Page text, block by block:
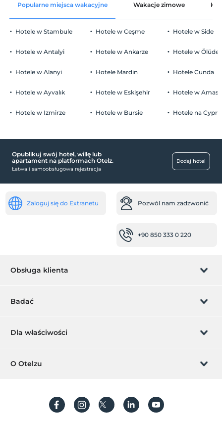
Popularne miejsca wakacyjne Wakacje zimowe
Hotele w Stambule
Hotele w Antalyi
Hotele w Alanyi
Hotele w Ayvalık
Hotele w Izmirze
Hotele w Ceşme
Hotele w Ankarze
Hotele Mardin
Hotele w Eskişehir
Hotele w Bursie
Hotele w Side
Hotele w
Hotele Cunda
Hotele w
Hotele na
Opublikuj swój hotel, willę lub
apartament na platformach Otelz.
Łatwa i samoobsługowa rejestracja
Dodaj hotel
Zaloguj się do Extranetu Pozwól nam zadzwonić
+90 850 333 0 220
Obsługa klienta
Zarządzanie rezerwacją
Często Zadawane Pytania
Badać
Karta podarunkowa
Utwórz konto
Dla właściwości
Dodaj swój hotel
O Otelzu